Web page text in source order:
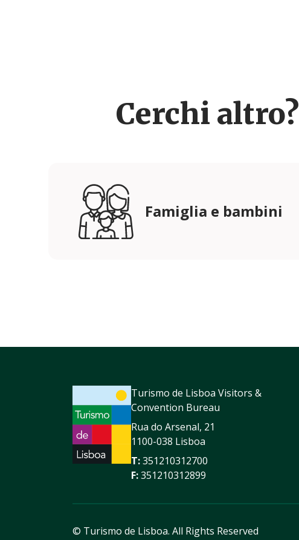
Cerchi altro?
Famiglia e bambini
Turismo de Lisboa Visitors &
Convention Bureau
Rua do Arsenal, 21
1100-038 Lisboa
T:351210312700
F:351210312899
© Turismo de Lisboa. All Rights Reserved